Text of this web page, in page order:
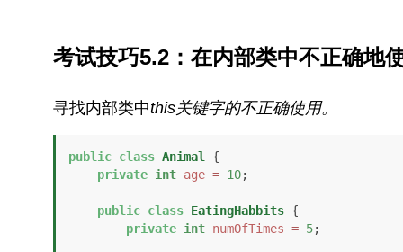
考试技巧5.2：在内部类中不正确地
寻找内部类中this关键字的不正确使用。
public class Animal
{
private int age = 10;
public class EatingHabbits {
private int numOfTimes = 5;